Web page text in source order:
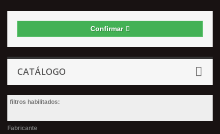
Confirmar
CATÁLOGO
filtros habilitados:
Fabricante